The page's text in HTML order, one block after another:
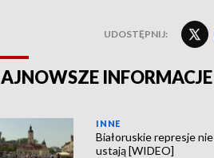
UDOSTĘPNIJ:
INFORMACJE
INNE
Białoruskie represje nie
ustają [WIDEO]